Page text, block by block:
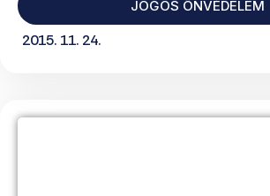
JOGOS ÖNVÉDELEM
2015. 11. 24.